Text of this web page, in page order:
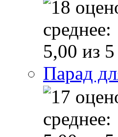
Парад